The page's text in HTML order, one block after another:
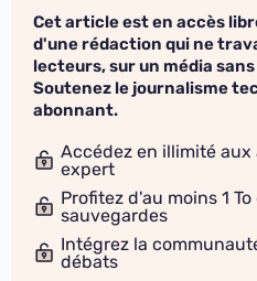
Cet article est en accès
d'une rédaction qui ne
lecteurs, sur un média
Soutenez le journalisme
abonnant.
Accédez en illimité
expert
Profitez d'au moins 1
sauvegardes
Intégrez la
débats